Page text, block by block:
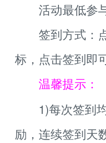
活动最低参
签到方式：点
标，点击签到即
温馨提示：
1)每次签到均
励，连续签到天